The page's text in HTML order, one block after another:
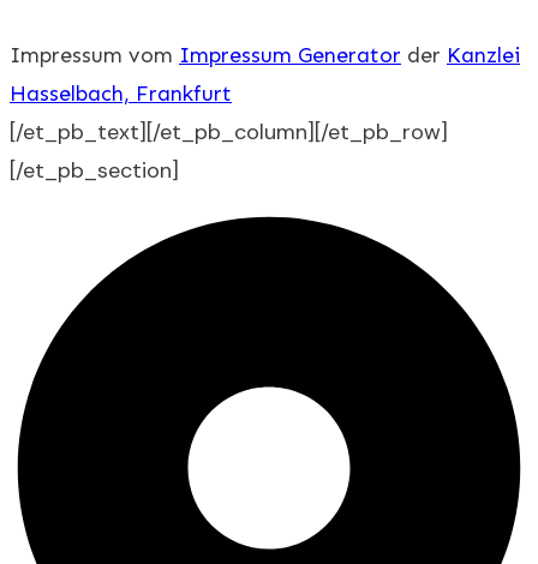
Impressum vom Impressum Generator der Kanzlei
Hasselbach, Frankfurt
[/et_pb_text][/et_pb_column][/et_pb_row]
[/et_pb_section]